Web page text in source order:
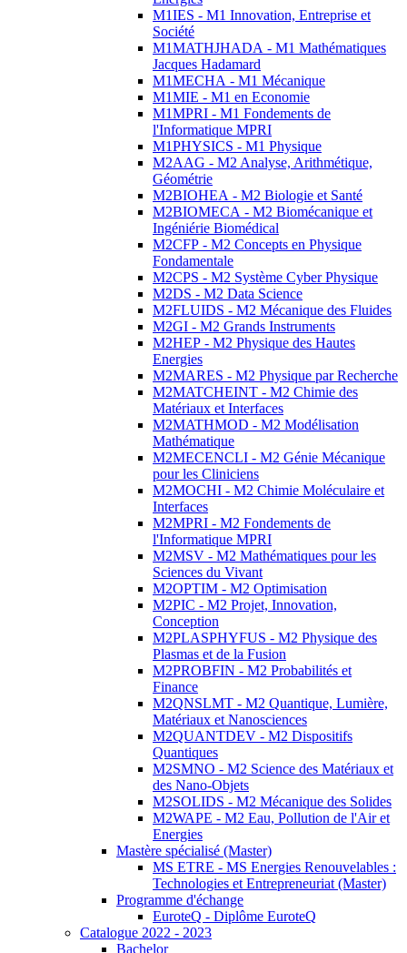
M1IES - M1 Innovation, Entreprise et
Société
M1MATHJHADA - M1 Mathématiques
Jacques Hadamard
M1MECHA - M1 Mécanique
M1MIE - M1 en Economie
M1MPRI - M1 Fondements de
l'Informatique MPRI
M1PHYSICS - M1 Physique
M2AAG - M2 Analyse, Arithmétique,
Géométrie
M2BIOHEA - M2 Biologie et Santé
M2BIOMECA - M2 Biomécanique et
Ingéniérie Biomédical
M2CFP - M2 Concepts en Physique
Fondamentale
M2CPS - M2 Système Cyber Physique
M2DS - M2 Data Science
M2FLUIDS - M2 Mécanique des Fluides
M2GI - M2 Grands Instruments
M2HEP - M2 Physique des Hautes
Energies
M2MARES - M2 Physique par Recherche
M2MATCHEINT - M2 Chimie des
Matériaux et Interfaces
M2MATHMOD - M2 Modélisation
Mathématique
M2MECENCLI - M2 Génie Mécanique
pour les Cliniciens
M2MOCHI - M2 Chimie Moléculaire et
Interfaces
M2MPRI - M2 Fondements de
l'Informatique MPRI
M2MSV - M2 Mathématiques pour les
Sciences du Vivant
M2OPTIM - M2 Optimisation
M2PIC - M2 Projet, Innovation,
Conception
M2PLASPHYFUS - M2 Physique des
Plasmas et de la Fusion
M2PROBFIN - M2 Probabilités et
Finance
M2QNSLMT - M2 Quantique, Lumière,
Matériaux et Nanosciences
M2QUANTDEV - M2 Dispositifs
Quantiques
M2SMNO - M2 Science des Matériaux et
des Nano-Objets
M2SOLIDS - M2 Mécanique des Solides
M2WAPE - M2 Eau, Pollution de l'Air et
Energies
Mastère spécialisé (Master)
MS ETRE - MS Energies Renouvelables :
Technologies et Entrepreneuriat (Master)
Programme d'échange
EuroteQ - Diplôme EuroteQ
Catalogue 2022 - 2023
Bachelor